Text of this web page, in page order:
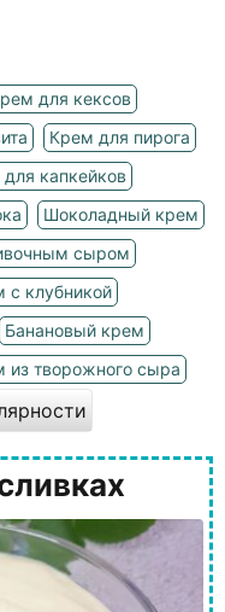
для кексов
Крем для пирога
капкейков
Шоколадный крем
сыром
с клубникой
Банановый крем
из творожного сыра